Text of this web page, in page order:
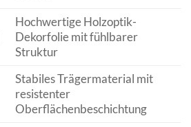
Hochwertige Holzoptik-
Dekorfolie mit fühlbarer
Struktur
Stabiles Trägermaterial mit
resistenter
Oberflächenbeschichtung